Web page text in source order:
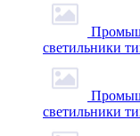
светильники
светильники